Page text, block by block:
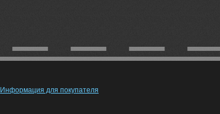
Информация для покупателя